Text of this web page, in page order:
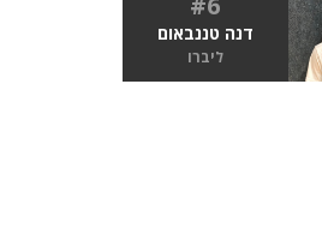
דנה טננבאום
ליברו